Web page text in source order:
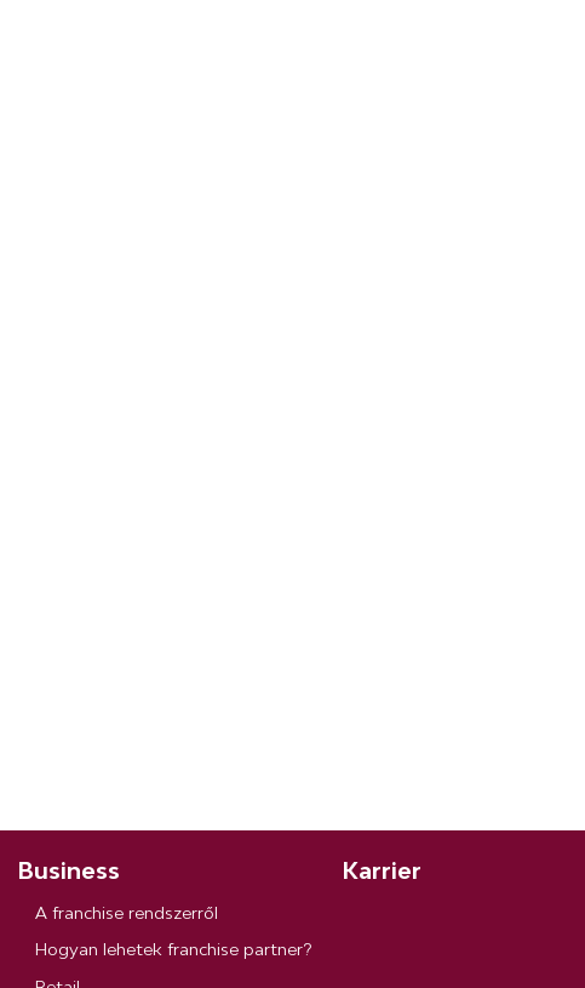
Business
A franchise rendszerről
Hogyan lehetek franchise partner?
Karrier